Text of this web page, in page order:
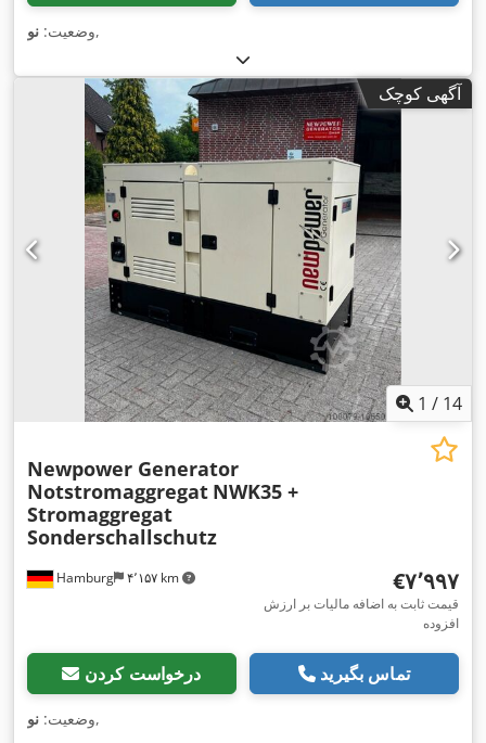
وضعیت: نو ,
آگهی کوچک
1 / 14
Hamburg ۴٬۱۵۷ km
Newpower Generator
Notstromaggregat NWK35 +
Stromaggregat
Sonderschallschutz
‎€۷٬۹۹۷
قیمت ثابت به اضافه مالیات بر ارزش
افزوده
درخواست کردن تماس بگیرید
وضعیت: نو ,